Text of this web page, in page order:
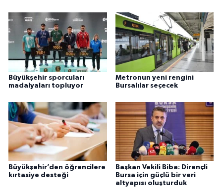
Büyükşehir sporcuları
madalyaları topluyor
Metronun yeni rengini
Bursalılar seçecek
Büyükşehir’den öğrencilere
kırtasiye desteği
Başkan Vekili Biba: Dirençli
Bursa için güçlü bir veri
altyapısı oluşturduk